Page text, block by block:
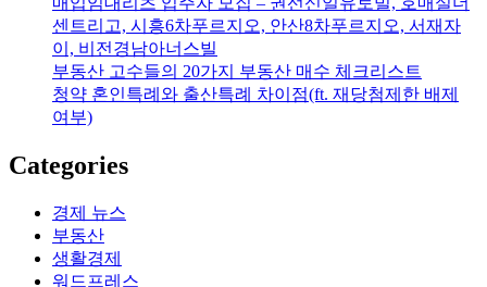
센트리고, 시흥6차푸르지오, 안산8차푸르지오, 서재자
이, 비전경남아너스빌
부동산 고수들의 20가지 부동산 매수 체크리스트
청약 혼인특례와 출산특례 차이점(ft. 재당첨제한 배제
여부)
Categories
경제 뉴스
부동산
생활경제
워드프레스